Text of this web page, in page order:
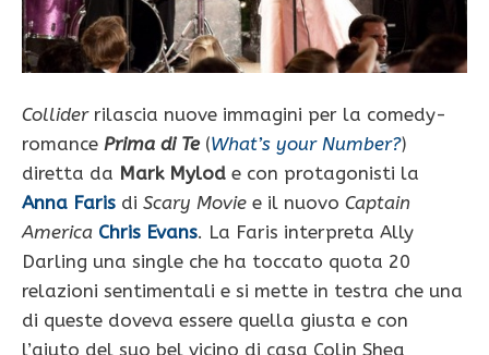
Colliderrilascia nuove immagini per la comedy-
romance Prima di Te(What’s your Number?)
diretta da Mark Mylod e con protagonisti la
Anna Faris di Scary Movie e il nuovo Captain
America Chris Evans. La Faris interpreta Ally
Darling una single che ha toccato quota 20
relazioni sentimentali e si mette in testra che una
di queste doveva essere quella giusta e con
l’aiuto del suo bel vicino di casa Colin Shea